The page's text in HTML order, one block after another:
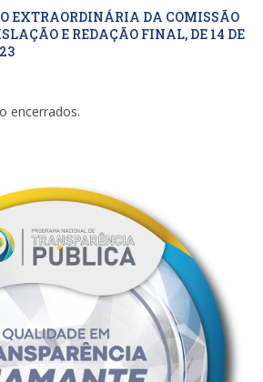
EXTRAORDINÁRIA DA COMISSÃO
E REDAÇÃO FINAL, DE 14 DE
encerrados.